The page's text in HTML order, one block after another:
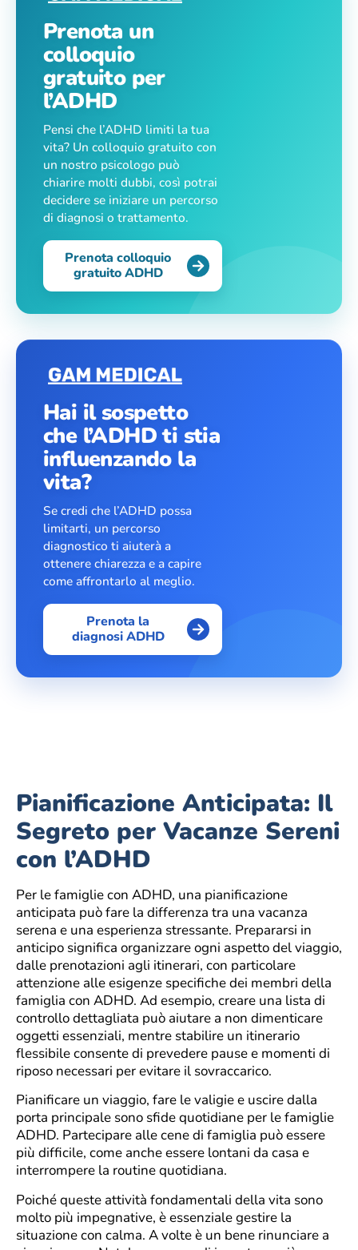
Prenota un
colloquio
gratuito per
l’ADHD
Pensi che l’ADHD limiti la tua
vita? Un colloquio gratuito con
un nostro psicologo può
chiarire molti dubbi, così potrai
decidere se iniziare un percorso
di diagnosi o trattamento.
Prenota colloquio
gratuito ADHD
Hai il sospetto
che l’ADHD ti stia
influenzando la
vita?
Se credi che l’ADHD possa
limitarti, un percorso
diagnostico ti aiuterà a
ottenere chiarezza e a capire
come affrontarlo al meglio.
Prenota la
diagnosi ADHD
Pianificazione Anticipata: Il
Segreto per Vacanze Sereni
con l’ADHD
Per le famiglie con ADHD, una pianificazione
anticipata può fare la differenza tra una vacanza
serena e una esperienza stressante. Prepararsi in
anticipo significa organizzare ogni aspetto del viaggio,
dalle prenotazioni agli itinerari, con particolare
attenzione alle esigenze specifiche dei membri della
famiglia con ADHD. Ad esempio, creare una lista di
controllo dettagliata può aiutare a non dimenticare
oggetti essenziali, mentre stabilire un itinerario
flessibile consente di prevedere pause e momenti di
riposo necessari per evitare il sovraccarico.
Pianificare un viaggio, fare le valigie e uscire dalla
porta principale sono sfide quotidiane per le famiglie
ADHD. Partecipare alle cene di famiglia può essere
più difficile, come anche essere lontani da casa e
interrompere la routine quotidiana.
Poiché queste attività fondamentali della vita sono
molto più impegnative, è essenziale gestire la
situazione con calma. A volte è un bene rinunciare a